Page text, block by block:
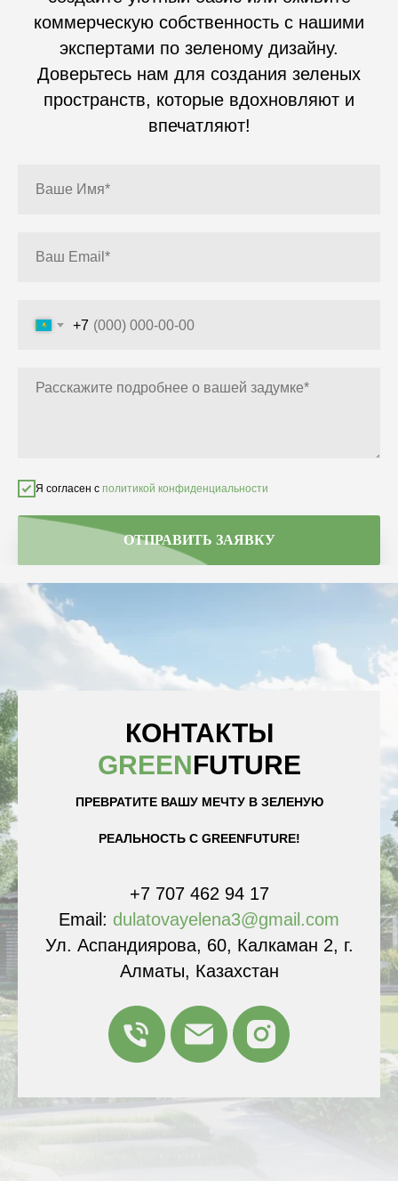
коммерческую собственность с нашими
экспертами по зеленому дизайну.
Доверьтесь нам для создания зеленых
пространств, которые вдохновляют и
впечатляют!
+7
Я согласен с политикой конфиденциальности
ОТПРАВИТЬ ЗАЯВКУ
КОНТАКТЫ
GREENFUTURE
ПРЕВРАТИТЕ ВАШУ МЕЧТУ В ЗЕЛЕНУЮ
РЕАЛЬНОСТЬ С GREENFUTURE!
+7 707 462 94 17
Email: dulatovayelena3@gmail.com
Ул. Аспандиярова, 60, Калкаман 2, г.
Алматы, Казахстан